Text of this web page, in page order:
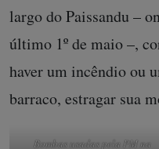
largo do Paissandu –
último 1º de maio –,
haver um incêndio ou
barraco, estragar sua